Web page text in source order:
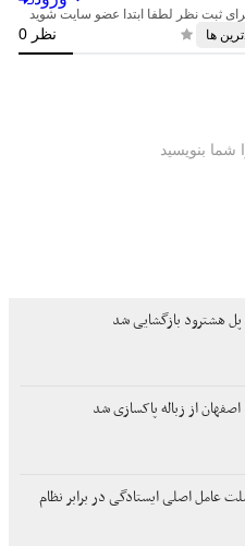
هشترود بازگشایی شد
از زباله پاکسازی شد
عامل اصلی ایستادگی در برابر نظام